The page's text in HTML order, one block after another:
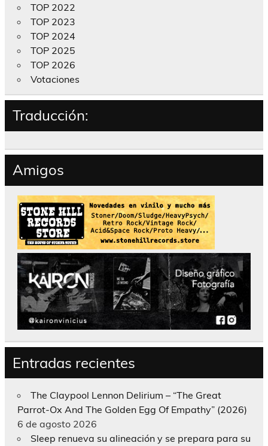
TOP 2022
TOP 2023
TOP 2024
TOP 2025
TOP 2026
Votaciones
Traducción:
Amigos
Entradas recientes
The Claypool Lennon Delirium – “The Great
Parrot-Ox And The Golden Egg Of Empathy” (2026)
6 de agosto 2026
Sleep renueva su alineación y se prepara para su